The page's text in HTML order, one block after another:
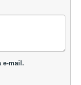
e-mail.